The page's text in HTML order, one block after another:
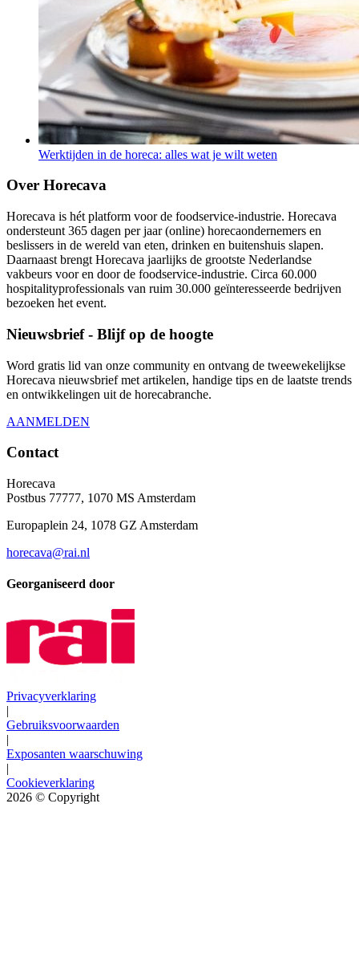
Werktijden in de horeca: alles wat je wilt weten
Over Horecava
Horecava is hét platform voor de foodservice-industrie. Horecava
ondersteunt 365 dagen per jaar (online) horecaondernemers en
beslissers in de wereld van eten, drinken en buitenshuis slapen.
Daarnaast brengt Horecava jaarlijks de grootste Nederlandse
vakbeurs voor en door de foodservice-industrie. Circa 60.000
hospitalityprofessionals van ruim 30.000 geïnteresseerde bedrijven
bezoeken het event.
Nieuwsbrief - Blijf op de hoogte
Word gratis lid van onze community en ontvang de tweewekelijkse
Horecava nieuwsbrief met artikelen, handige tips en de laatste trends
en ontwikkelingen uit de horecabranche.
AANMELDEN
Contact
Horecava
Postbus 77777, 1070 MS Amsterdam
Europaplein 24, 1078 GZ Amsterdam
horecava@rai.nl
Georganiseerd door
Privacyverklaring
|
Gebruiksvoorwaarden
|
Exposanten waarschuwing
|
Cookieverklaring
2026 © Copyright